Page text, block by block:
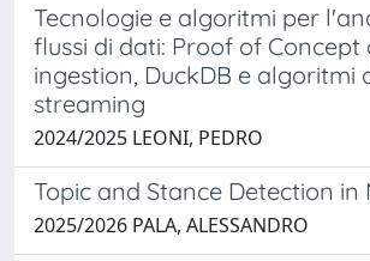
Tecnologie e algoritmi per
flussi di dati: Proof of Concept
ingestion, DuckDB e algoritmi
streaming
2024/2025 LEONI, PEDRO
Topic and Stance Detection in
2025/2026 PALA, ALESSANDRO